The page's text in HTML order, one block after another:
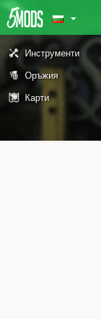
Инструменти
Оръжия
Карти